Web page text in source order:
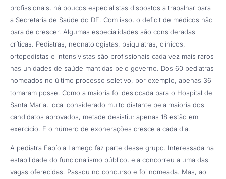
profissionais, há poucos especialistas dispostos a trabalhar para
a Secretaria de Saúde do DF. Com isso, o deficit de médicos não
para de crescer. Algumas especialidades são consideradas
críticas. Pediatras, neonatologistas, psiquiatras, clínicos,
ortopedistas e intensivistas são profissionais cada vez mais raros
nas unidades de saúde mantidas pelo governo. Dos 60 pediatras
nomeados no último processo seletivo, por exemplo, apenas 36
tomaram posse. Como a maioria foi deslocada para o Hospital de
Santa Maria, local considerado muito distante pela maioria dos
candidatos aprovados, metade desistiu: apenas 18 estão em
exercício. E o número de exonerações cresce a cada dia.
A pediatra Fabíola Lamego faz parte desse grupo. Interessada na
estabilidade do funcionalismo público, ela concorreu a uma das
vagas oferecidas. Passou no concurso e foi nomeada. Mas, ao